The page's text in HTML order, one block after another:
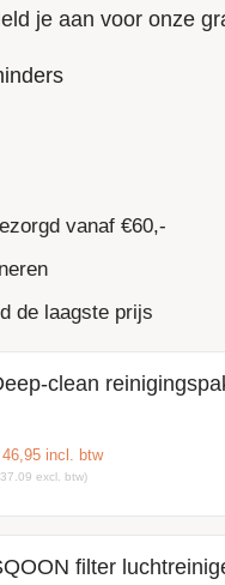
je aan voor onze
vanaf €60,-
de laagste prijs
clean
46,95 incl. btw
excl. btw)
filter